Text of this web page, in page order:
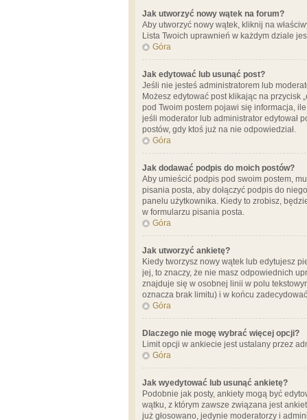
Jak utworzyć nowy wątek na forum?
Aby utworzyć nowy wątek, kliknij na
Lista Twoich uprawnień w każdym dziale
Góra
Jak edytować lub usunąć post?
Jeśli nie jesteś administratorem lub
Możesz edytować post klikając na przycisk
pod Twoim postem pojawi się informacja,
jeśli moderator lub administrator edytował
postów, gdy ktoś już na nie odpowiedział.
Góra
Jak dodawać podpis do moich postów?
Aby umieścić podpis pod swoim postem,
pisania posta, aby dołączyć podpis do
panelu użytkownika. Kiedy to zrobisz,
w formularzu pisania posta.
Góra
Jak utworzyć ankietę?
Kiedy tworzysz nowy wątek lub edytujesz
jej, to znaczy, że nie masz odpowiednich
znajduje się w osobnej linii w polu
oznacza brak limitu) i w końcu
Góra
Dlaczego nie mogę wybrać więcej opcji?
Limit opcji w ankiecie jest ustalany przez
Góra
Jak wyedytować lub usunąć ankietę?
Podobnie jak posty, ankiety mogą być
wątku, z którym zawsze związana jest
już głosowano, jedynie moderatorzy i